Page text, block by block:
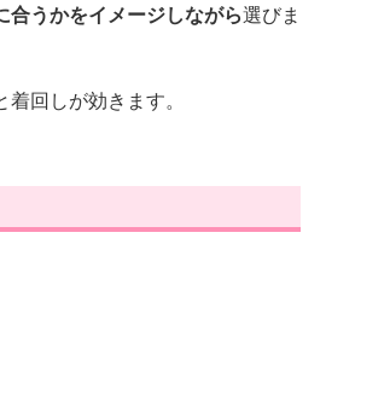
合うかをイメージしながら選びま
回しが効きます。